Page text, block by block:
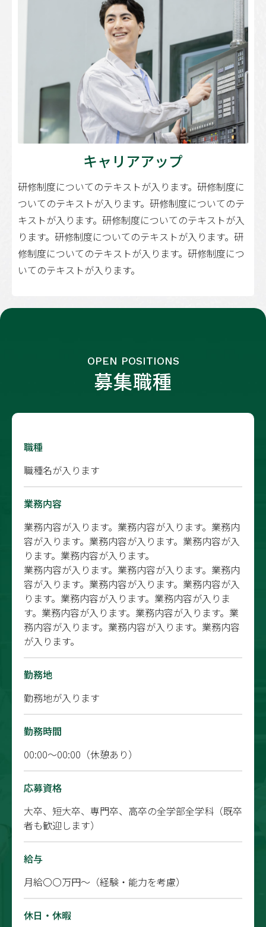
キャリアアップ
研修制度についてのテキストが入ります。研修制度に
ついてのテキストが入ります。研修制度についてのテ
キストが入ります。研修制度についてのテキストが入
ります。研修制度についてのテキストが入ります。研
修制度についてのテキストが入ります。研修制度につ
いてのテキストが入ります。
OPEN POSITIONS
募集職種
職種
職種名が入ります
業務内容
業務内容が入ります。業務内容が入ります。業務内
容が入ります。業務内容が入ります。業務内容が入
ります。業務内容が入ります。
業務内容が入ります。業務内容が入ります。業務内
容が入ります。業務内容が入ります。業務内容が入
ります。業務内容が入ります。業務内容が入りま
す。業務内容が入ります。業務内容が入ります。業
務内容が入ります。業務内容が入ります。業務内容
が入ります。
勤務地
勤務地が入ります
勤務時間
00:00～00:00（休憩あり）
応募資格
大卒、短大卒、専門卒、高卒の全学部全学科（既卒
者も歓迎します）
給与
月給〇〇万円～（経験・能力を考慮）
休日・休暇